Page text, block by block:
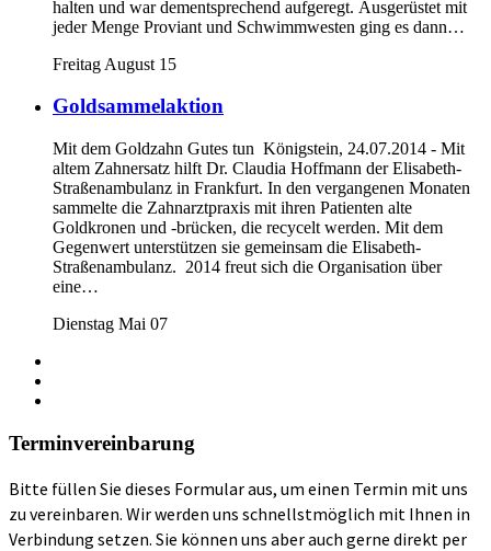
halten und war dementsprechend aufgeregt. Ausgerüstet mit
jeder Menge Proviant und Schwimmwesten ging es dann…
Freitag August 15
Goldsammelaktion
Mit dem Goldzahn Gutes tun Königstein, 24.07.2014 - Mit
altem Zahnersatz hilft Dr. Claudia Hoffmann der Elisabeth-
Straßenambulanz in Frankfurt. In den vergangenen Monaten
sammelte die Zahnarztpraxis mit ihren Patienten alte
Goldkronen und -brücken, die recycelt werden. Mit dem
Gegenwert unterstützen sie gemeinsam die Elisabeth-
Straßenambulanz. 2014 freut sich die Organisation über
eine…
Dienstag Mai 07
Terminvereinbarung
Bitte füllen Sie dieses Formular aus, um einen Termin mit uns
zu vereinbaren. Wir werden uns schnellstmöglich mit Ihnen in
Verbindung setzen. Sie können uns aber auch gerne direkt per